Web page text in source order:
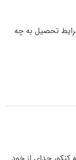
تحصیل به چه